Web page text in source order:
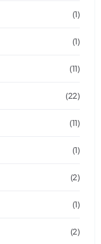
(1)
(1)
(11)
(22)
(11)
(1)
(2)
(1)
(2)